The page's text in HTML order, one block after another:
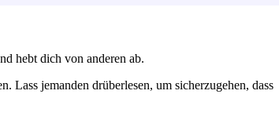
hebt dich von anderen ab.
Lass jemanden drüberlesen, um sicherzugehen, dass